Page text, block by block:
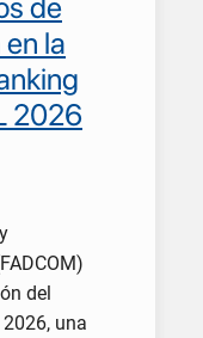
de
la
2026
del
una